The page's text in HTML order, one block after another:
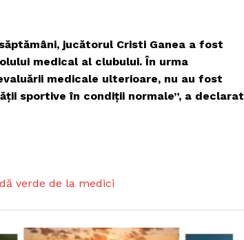
StirileMedia.ro
jucătorul Cristi Ganea a fost
medical al clubului. În urma
medicale ulterioare, nu au fost
sportive în condiții normale”, a declarat
verde de la medici